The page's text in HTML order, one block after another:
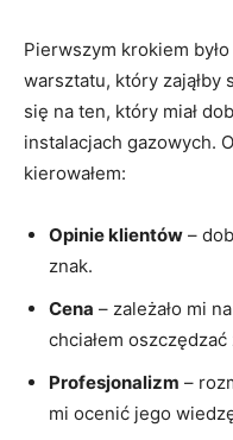
Pierwszym krokiem
warsztatu, który⁤ zająłby
się na ten, który miał
instalacjach gazowych.
kierowałem:
Opinie klientów ⁢–
znak.
Cena – zależało mi
chciałem
Profesjonalizm –
mi ocenić jego